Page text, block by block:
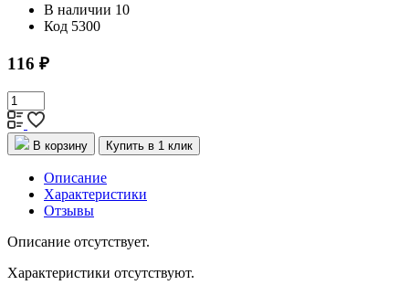
В наличии 10
Код 5300
116 ₽
В корзину Купить в 1 клик
Описание
Характеристики
Отзывы
Описание отсутствует.
Характеристики отсутствуют.